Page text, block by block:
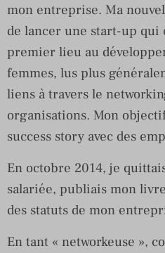
mon entreprise. Ma
de lancer une start-up
premier lieu au
femmes, lus plus
liens à travers le
organisations. Mon
success story avec des
En octobre 2014, je
salariée, publiais mon
des statuts de mon
En tant « networkeuse »,